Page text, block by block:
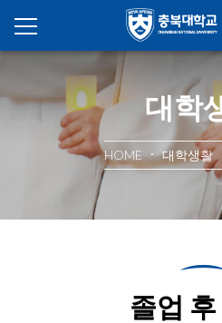
대학
HOME 대학생활
졸업